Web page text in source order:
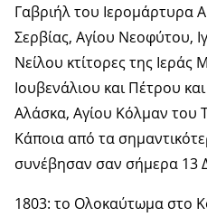
Γαβριήλ του Ιερομάρτυρα
Σερβίας, Αγίου Νεοφύτου,
Νείλου κτίτορες της
Ιουβενάλιου και Πέτρου
Αλάσκα, Αγίου Κόλμαν του
Κάποια από τα
συνέβησαν σαν σήμερα 13
1803: το Ολοκαύτωμα στο